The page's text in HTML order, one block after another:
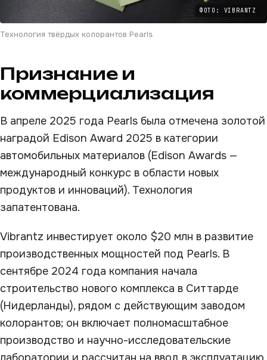
ФОТО: VIBRANTZ
Технология твёрдых колорантов Pearls.
Признание и
коммерциализация
В апреле 2025 года Pearls была отмечена золотой
наградой Edison Award 2025 в категории
автомобильных материалов (Edison Awards —
международный конкурс в области новых
продуктов и инноваций). Технология
запатентована.
Vibrantz инвестирует около $20 млн в развитие
производственных мощностей под Pearls. В
сентябре 2024 года компания начала
строительство нового комплекса в Ситтарде
(Нидерланды), рядом с действующим заводом
колорантов; он включает полномасштабное
производство и научно-исследовательские